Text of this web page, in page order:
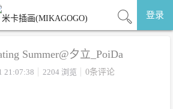
登录
Summer@夕立_PoiDa
21:07:38 2204 浏览 0条评论